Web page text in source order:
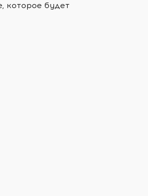
которое будет